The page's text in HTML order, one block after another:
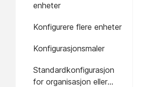
enheter
Konfigurere flere enheter
Konfigurasjonsmaler
Standardkonfigurasjon
for organisasjon eller